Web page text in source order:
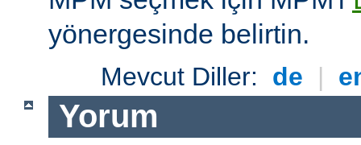
yönergesinde belirtin.
Mevcut Diller: de |
Yorum